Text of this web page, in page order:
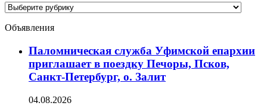
Категории
Объявления
Паломническая служба Уфимской епархии
приглашает в поездку Печоры, Псков,
Санкт-Петербург, о. Залит
04.08.2026